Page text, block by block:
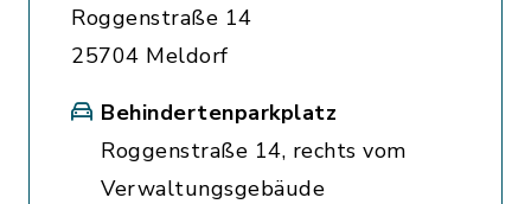
Roggenstraße 14
25704 Meldorf
Behindertenparkplatz
Roggenstraße 14, rechts vom
Verwaltungsgebäude